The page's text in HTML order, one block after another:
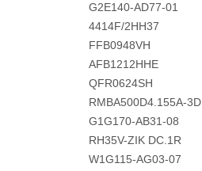
G2E140-AD77-01
4414F/2HH37
FFB0948VH
AFB1212HHE
QFR0624SH
RMBA500D4.155A-3D
G1G170-AB31-08
RH35V-ZIK DC.1R
W1G115-AG03-07